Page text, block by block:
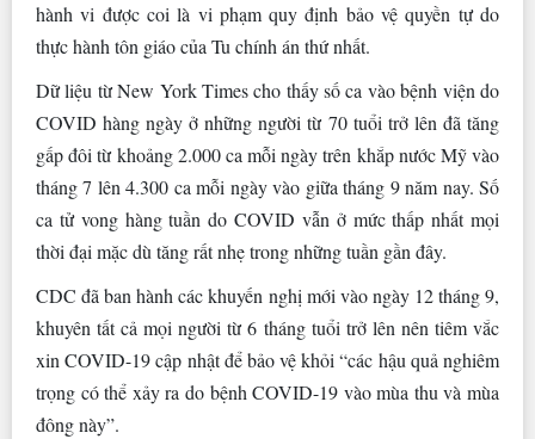
hành vi được coi là vi phạm quy định bảo vệ quyền tự do
thực hành tôn giáo của Tu chính án thứ nhất.
Dữ liệu từ New York Times cho thấy số ca vào bệnh viện do
COVID hàng ngày ở những người từ 70 tuổi trở lên đã tăng
gấp đôi từ khoảng 2.000 ca mỗi ngày trên khắp nước Mỹ vào
tháng 7 lên 4.300 ca mỗi ngày vào giữa tháng 9 năm nay. Số
ca tử vong hàng tuần do COVID vẫn ở mức thấp nhất mọi
thời đại mặc dù tăng rất nhẹ trong những tuần gần đây.
CDC đã ban hành các khuyến nghị mới vào ngày 12 tháng 9,
khuyên tất cả mọi người từ 6 tháng tuổi trở lên nên tiêm vắc
xin COVID-19 cập nhật để bảo vệ khỏi “các hậu quả nghiêm
trọng có thể xảy ra do bệnh COVID-19 vào mùa thu và mùa
đông này”.